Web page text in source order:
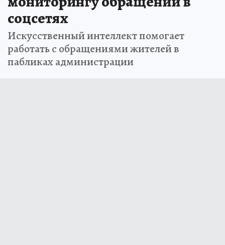
соцсетях
Искусственный интеллект помогает
работать с обращениями жителей в
пабликах администрации